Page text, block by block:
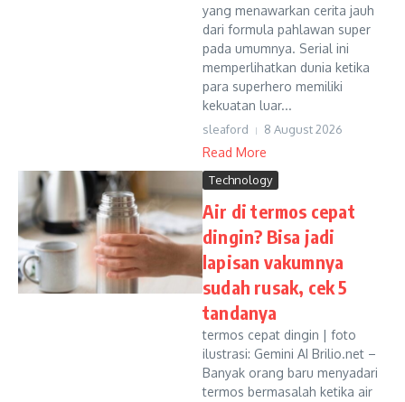
yang menawarkan cerita jauh
dari formula pahlawan super
pada umumnya. Serial ini
memperlihatkan dunia ketika
para superhero memiliki
kekuatan luar...
sleaford 8 August 2026
Read More
Technology
Air di termos cepat
dingin? Bisa jadi
lapisan vakumnya
sudah rusak, cek 5
tandanya
termos cepat dingin | foto
ilustrasi: Gemini AI Brilio.net –
Banyak orang baru menyadari
termos bermasalah ketika air